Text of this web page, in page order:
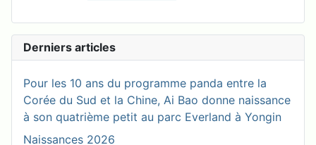
Derniers articles
Pour les 10 ans du programme panda entre la
Corée du Sud et la Chine, Ai Bao donne naissance
à son quatrième petit au parc Everland à Yongin
Naissances 2026